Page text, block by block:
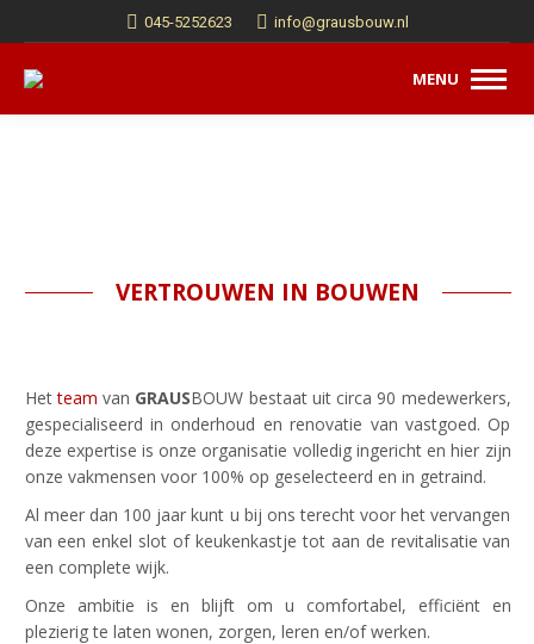
045-5252623 info@grausbouw.nl
MENU
VERTROUWEN IN BOUWEN
Hetteam van GRAUSBOUW bestaat uit circa 90 medewerkers,
gespecialiseerd in onderhoud en renovatie van vastgoed. Op
deze expertise is onze organisatie volledig ingericht en hier zijn
onze vakmensen voor 100% op geselecteerd en in getraind.
Al meer dan 100 jaar kunt u bij ons terecht voor het vervangen
van een enkel slot of keukenkastje tot aan de revitalisatie van
een complete wijk.
Onze ambitie is en blijft om u comfortabel, efficiënt en
plezierig te laten wonen, zorgen, leren en/of werken.